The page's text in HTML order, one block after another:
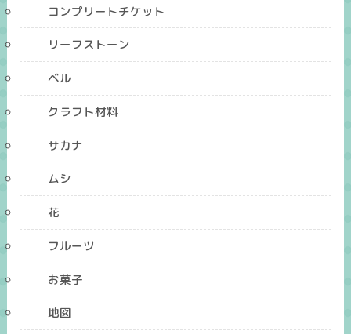
コンプリートチケット
リーフストーン
ベル
クラフト材料
サカナ
ムシ
花
フルーツ
お菓子
地図